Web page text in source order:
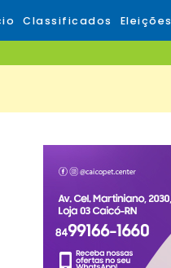
Classificados Eleições